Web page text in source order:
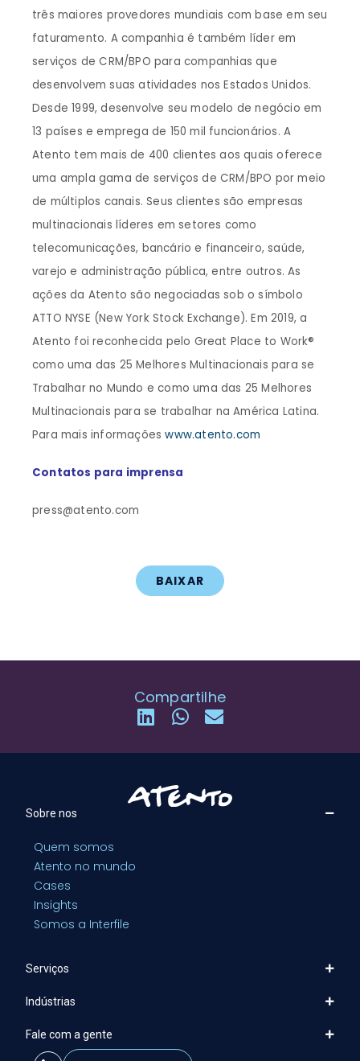
três maiores provedores mundiais com base em seu
faturamento. A companhia é também líder em
serviços de CRM/BPO para companhias que
desenvolvem suas atividades nos Estados Unidos.
Desde 1999, desenvolve seu modelo de negócio em
13 países e emprega de 150 mil funcionários. A
Atento tem mais de 400 clientes aos quais oferece
uma ampla gama de serviços de CRM/BPO por meio
de múltiplos canais. Seus clientes são empresas
multinacionais líderes em setores como
telecomunicações, bancário e financeiro, saúde,
varejo e administração pública, entre outros. As
ações da Atento são negociadas sob o símbolo
ATTO NYSE (New York Stock Exchange). Em 2019, a
Atento foi reconhecida pelo Great Place to Work®
como uma das 25 Melhores Multinacionais para se
Trabalhar no Mundo e como uma das 25 Melhores
Multinacionais para se trabalhar na América Latina.
Para mais informaçõeswww.atento.com
Contatos para imprensa
press@atento.com
BAIXAR
Compartilhe
Sobre nos
Quem somos
Atento no mundo
Cases
Insights
Somos a Interfile
Serviços
Indústrias
Fale com a gente